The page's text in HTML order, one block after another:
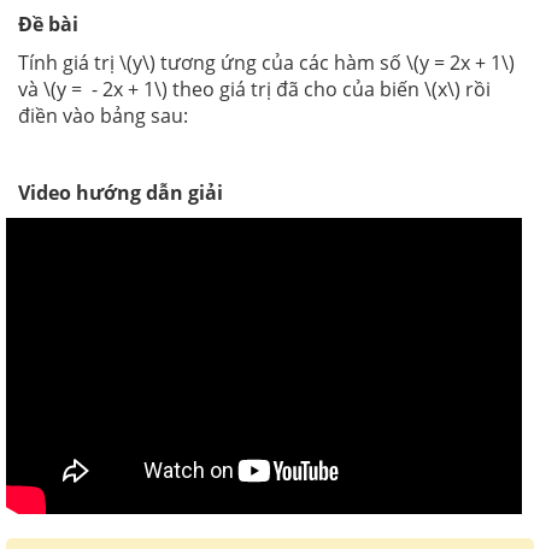
Đề bài
Tính giá trị \(y\) tương ứng của các hàm số \(y = 2x + 1\)
và \(y = - 2x + 1\) theo giá trị đã cho của biến \(x\) rồi
điền vào bảng sau:
Video hướng dẫn giải